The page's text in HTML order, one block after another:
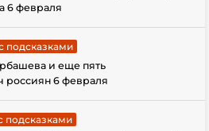
6 февраля
подсказками
и еще пять
россиян 6 февраля
подсказками